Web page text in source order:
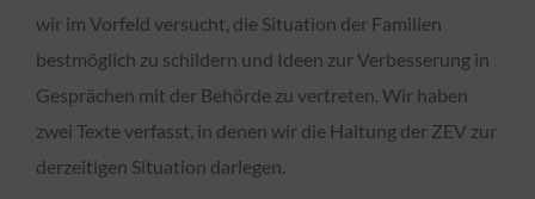
wir im Vorfeld versucht, die Situation der Familien
bestmöglich zu schildern und Ideen zur Verbesserung in
Gesprächen mit der Behörde zu vertreten. Wir haben
zwei Texte verfasst, in denen wir die Haltung der ZEV zur
derzeitigen Situation darlegen.